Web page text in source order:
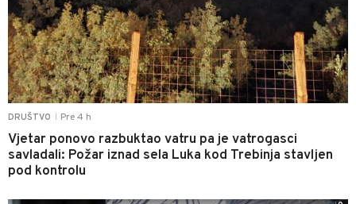
DRUŠTVO Pre 4 h
Vjetar ponovo razbuktao vatru pa je vatrogasci
savladali: Požar iznad sela Luka kod Trebinja stavljen
pod kontrolu